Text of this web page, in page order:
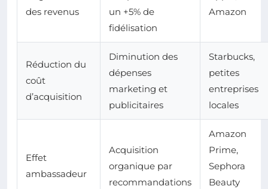
des revenus
un +5% de
fidélisation
Amazon
Réduction du
coût
d’acquisition
Diminution des
dépenses
marketing et
publicitaires
Starbucks,
petites
entreprises
locales
Effet
ambassadeur
Acquisition
organique par
recommandations
Amazon
Prime,
Sephora
Beauty